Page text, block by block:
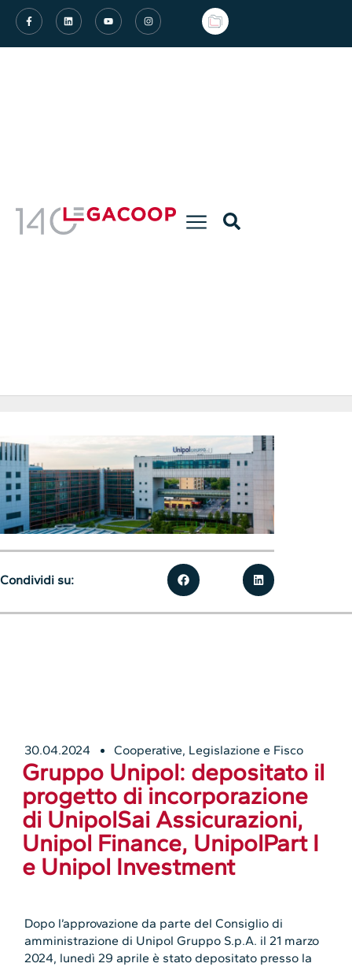
30.04.2024 Cooperative, Legislazione e Fisco
Gruppo Unipol: depositato il
progetto di incorporazione
di UnipolSai Assicurazioni,
Unipol Finance, UnipolPart I
e Unipol Investment
Dopo l’approvazione da parte del Consiglio di
amministrazione di Unipol Gruppo S.p.A. il 21 marzo
2024, lunedì 29 aprile è stato depositato presso la
Condividi su: